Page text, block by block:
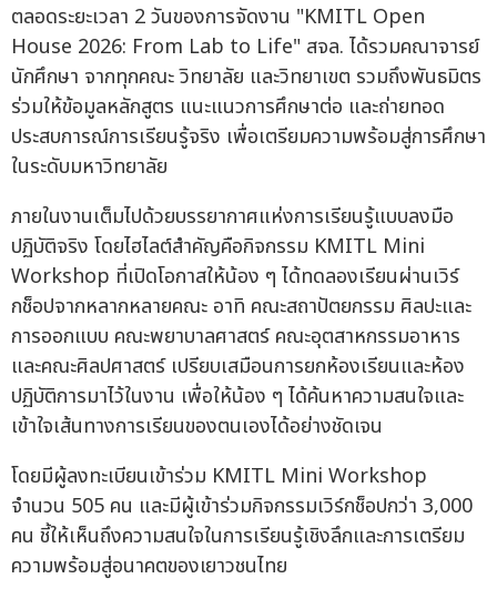
ตลอดระยะเวลา 2 วันของการจัดงาน "KMITL Open
House 2026: From Lab to Life" สจล. ได้รวมคณาจารย์
นักศึกษา จากทุกคณะ วิทยาลัย และวิทยาเขต รวมถึงพันธมิตร
ร่วมให้ข้อมูลหลักสูตร แนะแนวการศึกษาต่อ และถ่ายทอด
ประสบการณ์การเรียนรู้จริง เพื่อเตรียมความพร้อมสู่การศึกษา
ในระดับมหาวิทยาลัย
ภายในงานเต็มไปด้วยบรรยากาศแห่งการเรียนรู้แบบลงมือ
ปฏิบัติจริง โดยไฮไลต์สำคัญคือกิจกรรม KMITL Mini
Workshop ที่เปิดโอกาสให้น้อง ๆ ได้ทดลองเรียนผ่านเวิร์
กช็อปจากหลากหลายคณะ อาทิ คณะสถาปัตยกรรม ศิลปะและ
การออกแบบ คณะพยาบาลศาสตร์ คณะอุตสาหกรรมอาหาร
และคณะศิลปศาสตร์ เปรียบเสมือนการยกห้องเรียนและห้อง
ปฏิบัติการมาไว้ในงาน เพื่อให้น้อง ๆ ได้ค้นหาความสนใจและ
เข้าใจเส้นทางการเรียนของตนเองได้อย่างชัดเจน
โดยมีผู้ลงทะเบียนเข้าร่วม KMITL Mini Workshop
จำนวน 505 คน และมีผู้เข้าร่วมกิจกรรมเวิร์กช็อปกว่า 3,000
คน ชี้ให้เห็นถึงความสนใจในการเรียนรู้เชิงลึกและการเตรียม
ความพร้อมสู่อนาคตของเยาวชนไทย